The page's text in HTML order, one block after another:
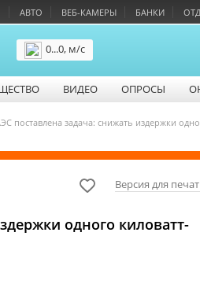
АВТО ВЕБ-КАМЕРЫ БАНКИ
0...0, м/с
ВИДЕО ОПРОСЫ
поставлена задача: снижать издержки
Версия для
одного киловатт-